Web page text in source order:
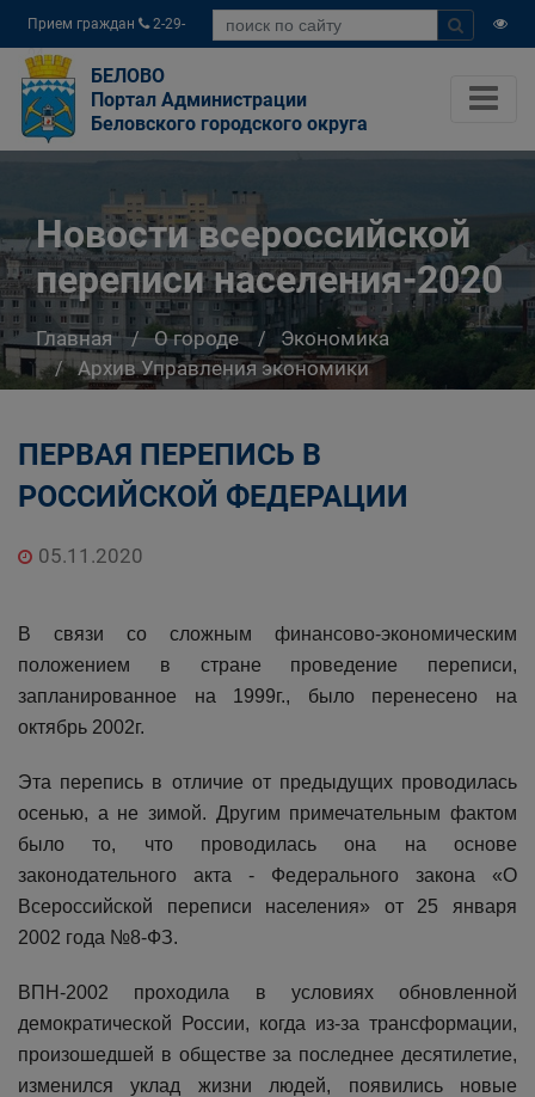
Прием граждан
2-29-
04
БЕЛОВО
Портал Администрации
Беловского городского округа
Новости всероссийской
переписи населения-2020
Главная О городе
Экономика
Архив Управления экономики
Новости всероссийской переписи
ПЕРВАЯ ПЕРЕПИСЬ В
РОССИЙСКОЙ ФЕДЕРАЦИИ
05.11.2020
В связи со сложным финансово-экономическим
положением в стране проведение переписи,
запланированное на 1999г., было перенесено на
октябрь 2002г.
Эта перепись в отличие от предыдущих проводилась
осенью, а не зимой. Другим примечательным фактом
было то, что проводилась она на основе
законодательного акта - Федерального закона «О
Всероссийской переписи населения» от 25 января
2002 года №8-ФЗ.
ВПН-2002 проходила в условиях обновленной
демократической России, когда из-за трансформации,
произошедшей в обществе за последнее десятилетие,
изменился уклад жизни людей, появились новые